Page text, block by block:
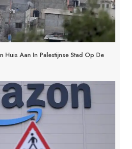
Huis Aan In Palestijnse Stad Op De